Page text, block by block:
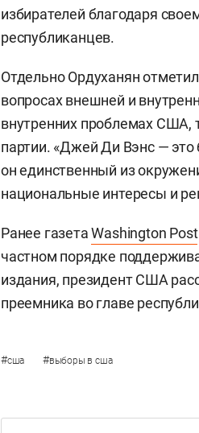
избирателей благодаря
республиканцев.
Отдельно Ордуханян
вопросах внешней и
внутренних проблемах США,
партии. «Джей Ди Вэнс — это
он единственный из
национальные интересы и
Ранее газетаWashington Post
частном порядке
издания, президент США
преемника во главе
#сша #выборы в сша